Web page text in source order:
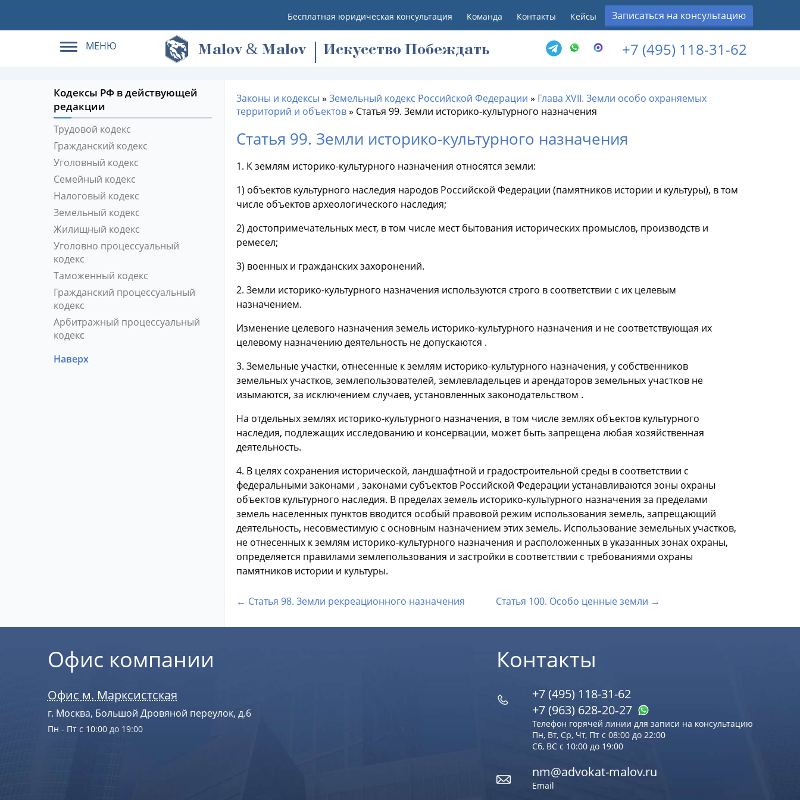
Бесплатная юридическая консультация Команда Контакты Кейсы Записаться на консультацию
МЕНЮ Malov & Malov Искусство Побеждать +7 (495) 118-31-62
Кодексы РФ в действующей
редакции
Трудовой кодекс
Гражданский кодекс
Уголовный кодекс
Семейный кодекс
Налоговый кодекс
Земельный кодекс
Жилищный кодекс
Уголовно процессуальный
кодекс
Таможенный кодекс
Гражданский процессуальный
кодекс
Арбитражный процессуальный
кодекс
Наверх
Законы и кодексы » Земельный кодекс Российской Федерации » Глава XVII. Земли особо охраняемых
территорий и объектов» Статья 99. Земли историко-культурного назначения
Статья 99. Земли историко-культурного назначения
1. К землям историко-культурного назначения относятся земли:
1) объектов культурного наследия народов Российской Федерации (памятников истории и культуры), в том
числе объектов археологического наследия;
2) достопримечательных мест, в том числе мест бытования исторических промыслов, производств и
ремесел;
3) военных и гражданских захоронений.
2. Земли историко-культурного назначения используются строго в соответствии с их целевым
назначением.
Изменение целевого назначения земель историко-культурного назначения и не соответствующая их
целевому назначению деятельность не допускаются .
3. Земельные участки, отнесенные к землям историко-культурного назначения, у собственников
земельных участков, землепользователей, землевладельцев и арендаторов земельных участков не
изымаются, за исключением случаев, установленных законодательством .
На отдельных землях историко-культурного назначения, в том числе землях объектов культурного
наследия, подлежащих исследованию и консервации, может быть запрещена любая хозяйственная
деятельность.
4. В целях сохранения исторической, ландшафтной и градостроительной среды в соответствии с
федеральными законами , законами субъектов Российской Федерации устанавливаются зоны охраны
объектов культурного наследия. В пределах земель историко-культурного назначения за пределами
земель населенных пунктов вводится особый правовой режим использования земель, запрещающий
деятельность, несовместимую с основным назначением этих земель. Использование земельных участков,
не отнесенных к землям историко-культурного назначения и расположенных в указанных зонах охраны,
определяется правилами землепользования и застройки в соответствии с требованиями охраны
памятников истории и культуры.
← Статья 98. Земли рекреационного назначения Статья 100. Особо ценные земли →
Офис компании
Офис м. Марксистская
г. Москва, Большой Дровяной переулок, д.6
Пн - Пт с 10:00 до 19:00
Контакты
+7 (495) 118-31-62
+7 (963) 628‑20‑27
Телефон горячей линии для записи на консультацию
Пн, Вт, Ср, Чт, Пт с 08:00 до 22:00
Сб, ВС с 10:00 до 19:00
nm@advokat-malov.ru
Email